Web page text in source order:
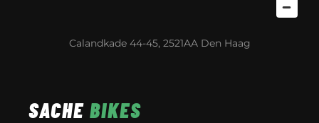
Calandkade 44-45, 2521AA Den Haag
SACHE BIKES